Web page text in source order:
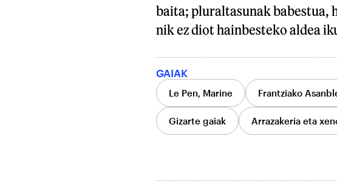
baita; pluraltasunak babestua,
nik ez diot hainbesteko aldea
GAIAK
Le Pen, Marine Frantziako
Gizarte gaiak Arrazakeria eta